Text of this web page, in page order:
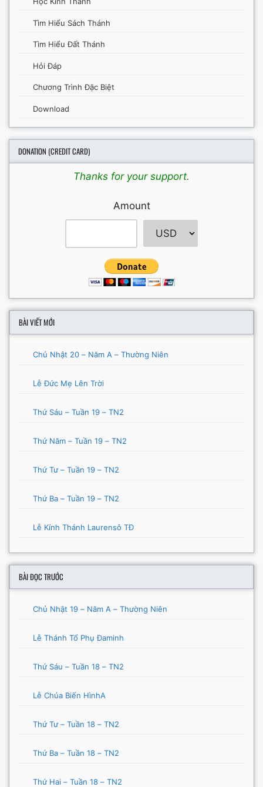
Tìm Hiểu Sách Thánh
Tìm Hiểu Đất Thánh
Hỏi Đáp
Chương Trình Đặc Biệt
Download
DONATION (CREDIT CARD)
Thanks for your support.
Amount
BÀI VIẾT MỚI
Chủ Nhật 20 – Năm A – Thường Niên
Lễ Đức Mẹ Lên Trời
Thứ Sáu – Tuần 19 – TN2
Thứ Năm – Tuần 19 – TN2
Thứ Tư – Tuần 19 – TN2
Thứ Ba – Tuần 19 – TN2
Lễ Kính Thánh Laurensô TĐ
BÀI ĐỌC TRƯỚC
Chủ Nhật 19 – Năm A – Thường Niên
Lễ Thánh Tổ Phụ Đaminh
Thứ Sáu – Tuần 18 – TN2
Lễ Chúa Biến HìnhA
Thứ Tư – Tuần 18 – TN2
Thứ Ba – Tuần 18 – TN2
Thứ Hai – Tuần 18 – TN2